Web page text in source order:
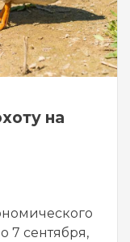
на
7 сентября,